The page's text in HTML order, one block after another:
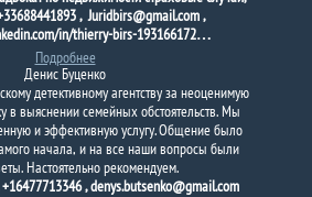
, Juridbirs@gmail.com ,
in/thierry-birs-193166172…
Подробнее
Денис Буценко
детективному агентству за неоценимую
в выяснении семейных обстоятельств. Мы
и эффективную услугу. Общение было
начала, и на все наши вопросы были
Настоятельно рекомендуем.
, denys.butsenko@gmail.com